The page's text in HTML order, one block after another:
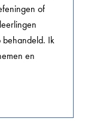
of
behandeld. Ik
en